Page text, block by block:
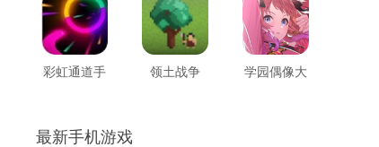
版
彩虹通道手 领土战争 学园偶像大
最新手机游戏